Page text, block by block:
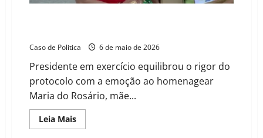
Caso de Politica 6 de maio de 2026
Presidente em exercício equilibrou o rigor do
protocolo com a emoção ao homenagear
Maria do Rosário, mãe...
Leia MaisRead
more